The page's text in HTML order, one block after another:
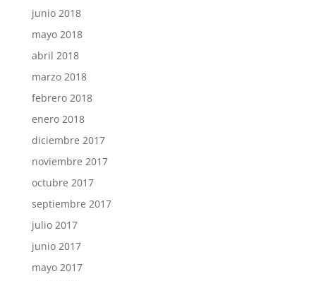
junio 2018
mayo 2018
abril 2018
marzo 2018
febrero 2018
enero 2018
diciembre 2017
noviembre 2017
octubre 2017
septiembre 2017
julio 2017
junio 2017
mayo 2017